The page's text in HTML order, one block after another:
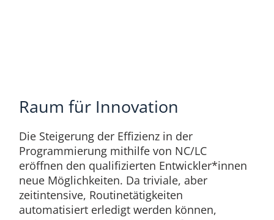
Raum für Innovation
Die Steigerung der Effizienz in der
Programmierung mithilfe von NC/LC
eröffnen den qualifizierten Entwickler*innen
neue Möglichkeiten. Da triviale, aber
zeitintensive, Routinetätigkeiten
automatisiert erledigt werden können,